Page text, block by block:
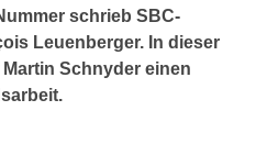
schrieb SBC-
Leuenberger. In dieser
Schnyder einen